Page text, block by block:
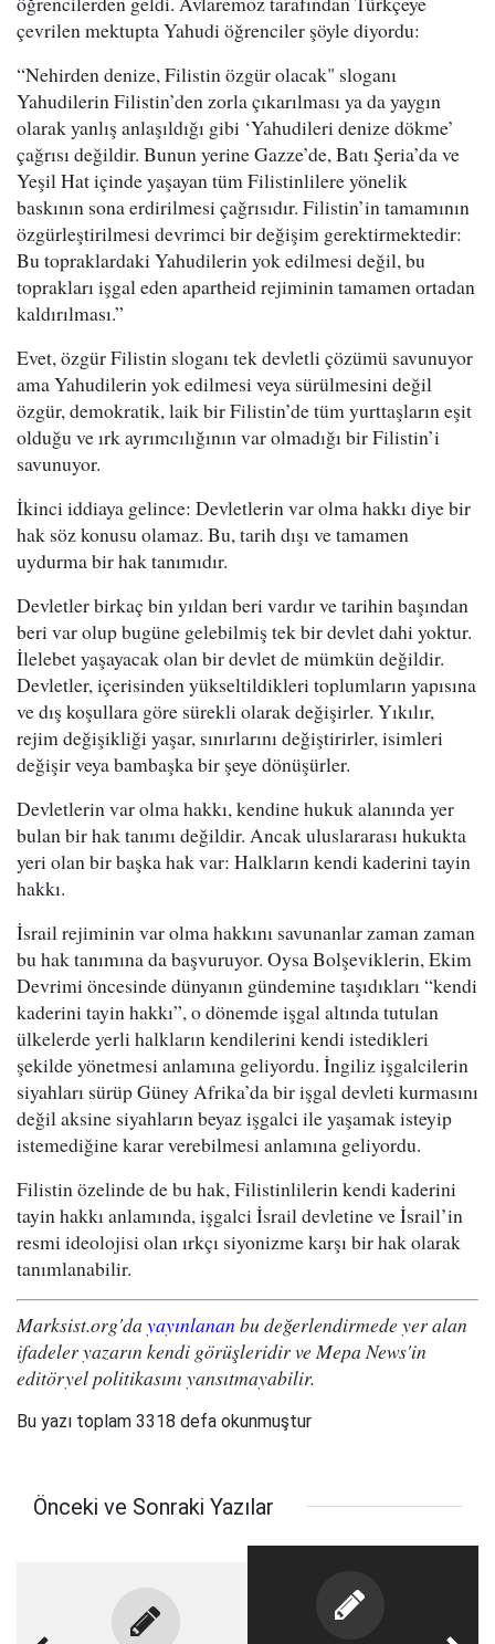
çevrilen mektupta Yahudi öğrenciler şöyle diyordu:
“Nehirden denize, Filistin özgür olacak" sloganı
Yahudilerin Filistin’den zorla çıkarılması ya da yaygın
olarak yanlış anlaşıldığı gibi ‘Yahudileri denize dökme’
çağrısı değildir. Bunun yerine Gazze’de, Batı Şeria’da ve
Yeşil Hat içinde yaşayan tüm Filistinlilere yönelik
baskının sona erdirilmesi çağrısıdır. Filistin’in tamamının
özgürleştirilmesi devrimci bir değişim gerektirmektedir:
Bu topraklardaki Yahudilerin yok edilmesi değil, bu
toprakları işgal eden apartheid rejiminin tamamen ortadan
kaldırılması.”
Evet, özgür Filistin sloganı tek devletli çözümü savunuyor
ama Yahudilerin yok edilmesi veya sürülmesini değil
özgür, demokratik, laik bir Filistin’de tüm yurttaşların eşit
olduğu ve ırk ayrımcılığının var olmadığı bir Filistin’i
savunuyor.
İkinci iddiaya gelince: Devletlerin var olma hakkı diye bir
hak söz konusu olamaz. Bu, tarih dışı ve tamamen
uydurma bir hak tanımıdır.
Devletler birkaç bin yıldan beri vardır ve tarihin başından
beri var olup bugüne gelebilmiş tek bir devlet dahi yoktur.
İlelebet yaşayacak olan bir devlet de mümkün değildir.
Devletler, içerisinden yükseltildikleri toplumların yapısına
ve dış koşullara göre sürekli olarak değişirler. Yıkılır,
rejim değişikliği yaşar, sınırlarını değiştirirler, isimleri
değişir veya bambaşka bir şeye dönüşürler.
Devletlerin var olma hakkı, kendine hukuk alanında yer
bulan bir hak tanımı değildir. Ancak uluslararası hukukta
yeri olan bir başka hak var: Halkların kendi kaderini tayin
hakkı.
İsrail rejiminin var olma hakkını savunanlar zaman zaman
bu hak tanımına da başvuruyor. Oysa Bolşeviklerin, Ekim
Devrimi öncesinde dünyanın gündemine taşıdıkları “kendi
kaderini tayin hakkı”, o dönemde işgal altında tutulan
ülkelerde yerli halkların kendilerini kendi istedikleri
şekilde yönetmesi anlamına geliyordu. İngiliz işgalcilerin
siyahları sürüp Güney Afrika’da bir işgal devleti kurmasını
değil aksine siyahların beyaz işgalci ile yaşamak isteyip
istemediğine karar verebilmesi anlamına geliyordu.
Filistin özelinde de bu hak, Filistinlilerin kendi kaderini
tayin hakkı anlamında, işgalci İsrail devletine ve İsrail’in
resmi ideolojisi olan ırkçı siyonizme karşı bir hak olarak
tanımlanabilir.
Marksist.org'da yayınlanan bu değerlendirmede yer alan
ifadeler yazarın kendi görüşleridir ve Mepa News'in
editöryel politikasını yansıtmayabilir.
Bu yazı toplam 3318 defa okunmuştur
Önceki ve Sonraki Yazılar